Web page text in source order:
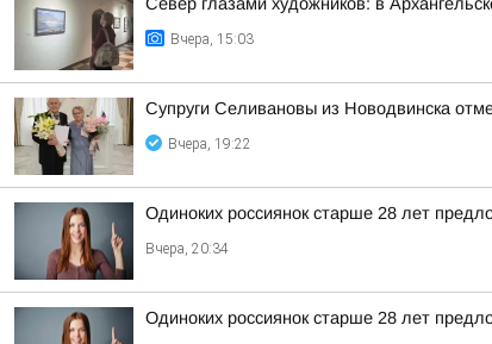
Вчера, 15:03
Супруги Селивановы из Новодвинска
Вчера, 19:22
Одиноких россиянок старше 28 лет
Вчера, 20:34
Одиноких россиянок старше 28 лет